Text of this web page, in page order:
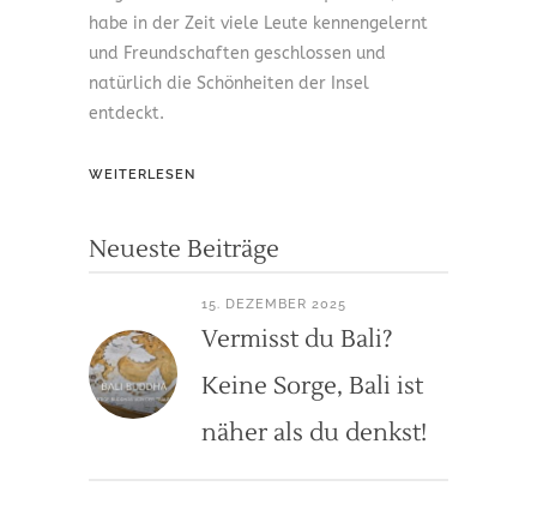
habe in der Zeit viele Leute kennengelernt
und Freundschaften geschlossen und
natürlich die Schönheiten der Insel
entdeckt.
WEITERLESEN
Neueste Beiträge
15. DEZEMBER 2025
Vermisst du Bali?
Keine Sorge, Bali ist
näher als du denkst!